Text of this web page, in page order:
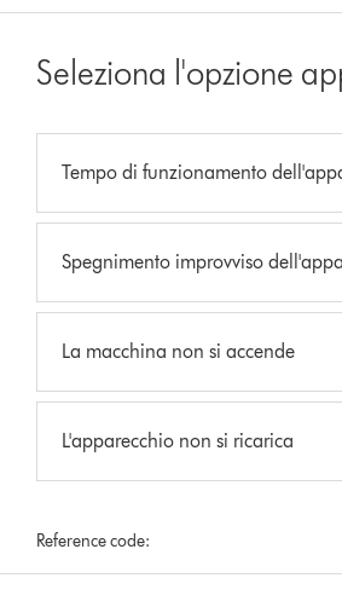
Seleziona l'opzione
Tempo di funzionamento
Spegnimento improvviso
La macchina non si accende
L'apparecchio non si ricarica
Reference code: